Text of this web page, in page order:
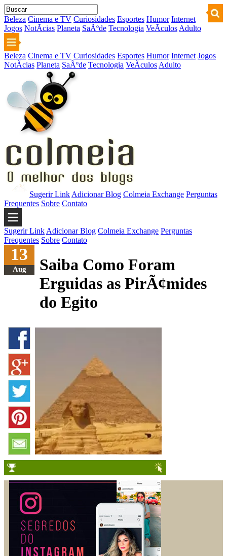
Beleza Cinema e TV Curiosidades Esportes Humor Internet
Jogos NotÃ­cias Planeta SaÃºde Tecnologia VeÃ­culos Adulto
Beleza Cinema e TV Curiosidades Esportes Humor Internet Jogos
NotÃ­cias Planeta SaÃºde Tecnologia VeÃ­culos Adulto
Sugerir Link Adicionar Blog Colmeia Exchange Perguntas
Frequentes Sobre Contato
Sugerir Link Adicionar Blog Colmeia Exchange Perguntas
Frequentes Sobre Contato
13
Aug
Saiba Como Foram
Erguidas as PirÃ¢mides
do Egito